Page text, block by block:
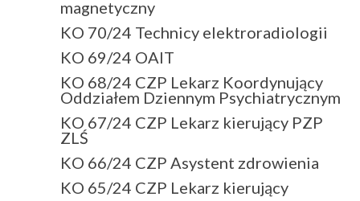
magnetyczny
KO 70/24 Technicy elektroradiologii
KO 69/24 OAIT
KO 68/24 CZP Lekarz Koordynujący
Oddziałem Dziennym Psychiatrycznym
KO 67/24 CZP Lekarz kierujący PZP
ZLŚ
KO 66/24 CZP Asystent zdrowienia
KO 65/24 CZP Lekarz kierujący